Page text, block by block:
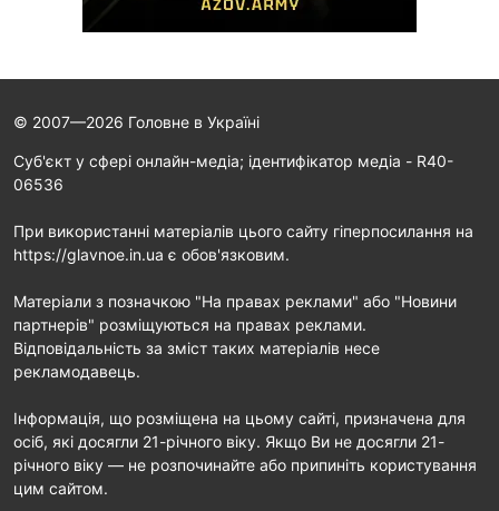
© 2007—2026 Головне в Україні
Cуб'єкт у сфері онлайн-медіа; ідентифікатор медіа - R40-
06536
При використанні матеріалів цього сайту гіперпосилання на
https://glavnoe.in.ua є обов'язковим.
Матеріали з позначкою "На правах реклами" або "Новини
партнерів" розміщуються на правах реклами.
Відповідальність за зміст таких матеріалів несе
рекламодавець.
Інформація, що розміщена на цьому сайті, призначена для
осіб, які досягли 21-річного віку. Якщо Ви не досягли 21-
річного віку — не розпочинайте або припиніть користування
цим сайтом.